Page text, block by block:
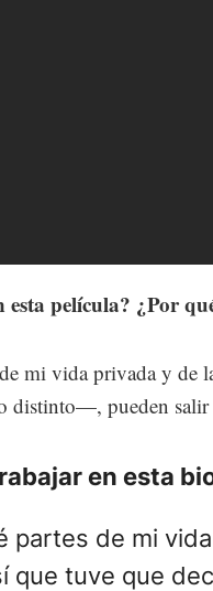
película? ¿Por
mi vida privada y de
pueden salir
en esta
partes de mi
que tuve que